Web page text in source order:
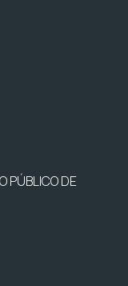
PÚBLICO DE